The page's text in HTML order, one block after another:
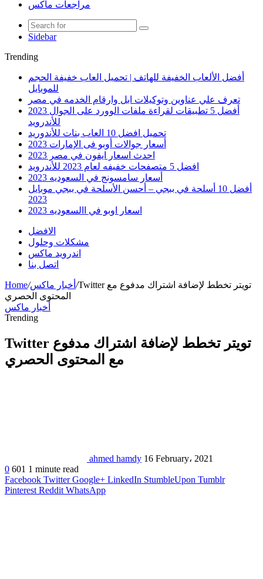
مراجعات ماكس
Sidebar
Trending
أفضل الألعاب الخفيفة للهاتف | تحميل العاب خفيفة الحجم
للموبايل
تعرف علي عناوين وتوكيلات ابل وارقام الخدمه في مصر
أفضل 5 تطبيقات لقراءة ملفات الوورد على الجوال 2023
للأندرويد
تحميل افضل 10 العاب بنات للأندوريد
أسعار جوالات أوبو فى الإمارات 2023
احدث اسعار ايفون في مصر 2023
افضل 5 متصفحات خفيفه لعام 2023 للأندرويد
أسعار سامسونج في السعوديه 2023
أفضل 10 أسلحة في ببجي – أحسن الأسلحة في ببجي موبايل
2023
اسعار اوبو في االسعوديه 2023
الافضل
مشكلات وحلول
اندرويد ماكس
اتصل بنا
Home/أخبار ماكس /Twitter تويتر تخطط لإضافة اشتراك مدفوع مع
المحتوى الحصري
أخبار ماكس
Trending
Twitter تويتر تخطط لإضافة اشتراك مدفوع
مع المحتوى الحصري
ahmed hamdy 16 February، 2021
0 601 1 minute read
Facebook Twitter Google+ LinkedIn StumbleUpon Tumblr
Pinterest Reddit WhatsApp